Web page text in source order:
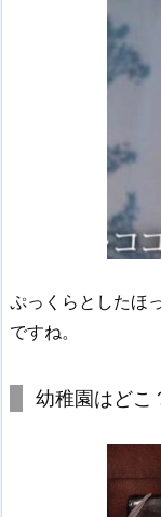
ぷっくらとしたほ
ですね。
幼稚園はどこ